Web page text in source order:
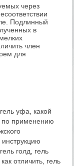
через
Подлинный
в
член
для
уфа, какой
по применению
инструкцию
голд, гель
отличить, гель